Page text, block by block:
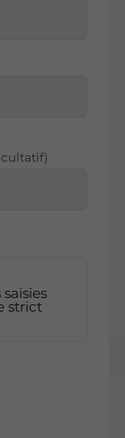
strict